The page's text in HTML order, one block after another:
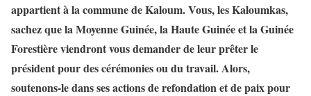
appartient à la commune de Kaloum. Vous, les Kaloumkas,
sachez que la Moyenne Guinée, la Haute Guinée et la Guinée
Forestière viendront vous demander de leur prêter le
président pour des cérémonies ou du travail. Alors,
soutenons-le dans ses actions de refondation et de paix pour